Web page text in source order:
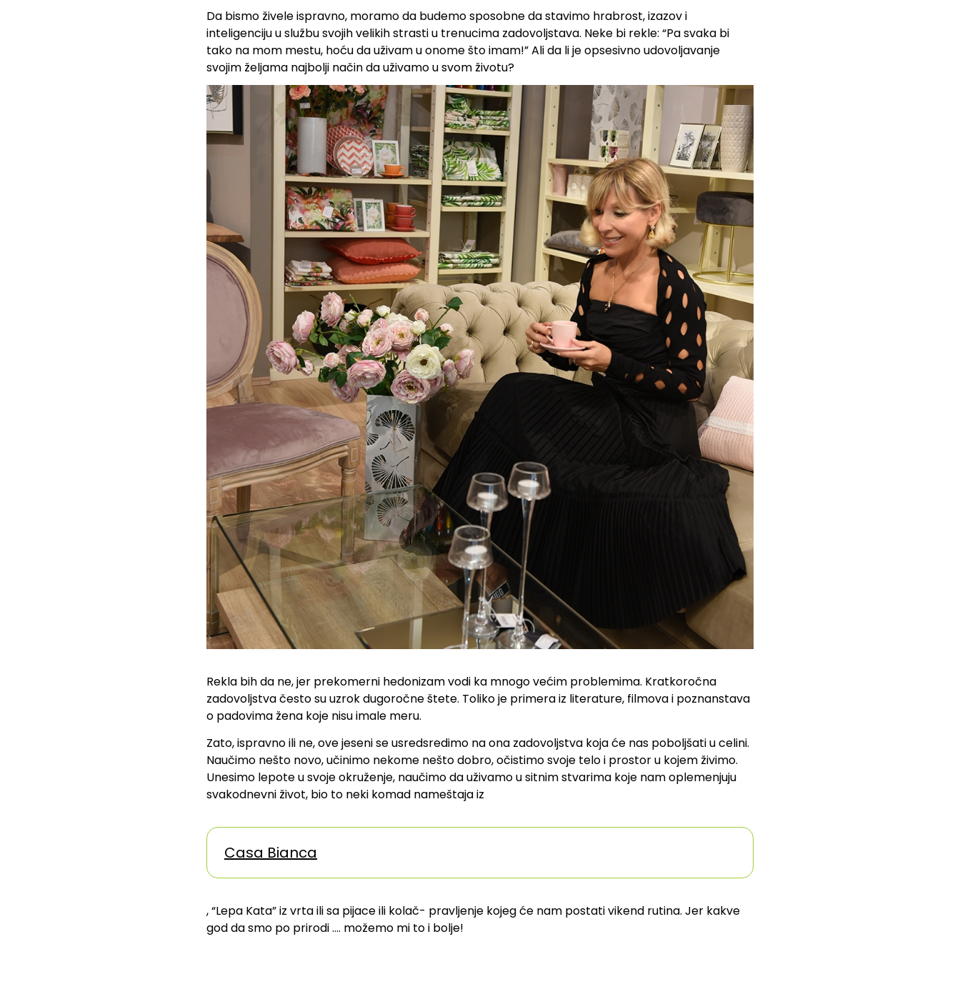
Da bismo živele ispravno, moramo da budemo sposobne da stavimo hrabrost, izazov i
inteligenciju u službu svojih velikih strasti u trenucima zadovoljstava. Neke bi rekle: “Pa svaka bi
tako na mom mestu, hoću da uživam u onome što imam!” Ali da li je opsesivno udovoljavanje
svojim željama najbolji način da uživamo u svom životu?
Rekla bih da ne, jer prekomerni hedonizam vodi ka mnogo većim problemima. Kratkoročna
zadovoljstva često su uzrok dugoročne štete. Toliko je primera iz literature, filmova i poznanstava
o padovima žena koje nisu imale meru.
Zato, ispravno ili ne, ove jeseni se usredsredimo na ona zadovoljstva koja će nas poboljšati u celini.
Naučimo nešto novo, učinimo nekome nešto dobro, očistimo svoje telo i prostor u kojem živimo.
Unesimo lepote u svoje okruženje, naučimo da uživamo u sitnim stvarima koje nam oplemenjuju
svakodnevni život, bio to neki komad nameštaja iz
Casa Bianca
, “Lepa Kata” iz vrta ili sa pijace ili kolač- pravljenje kojeg će nam postati vikend rutina. Jer kakve
god da smo po prirodi …. možemo mi to i bolje!